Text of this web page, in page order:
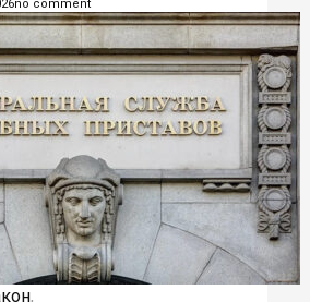
no comment
,